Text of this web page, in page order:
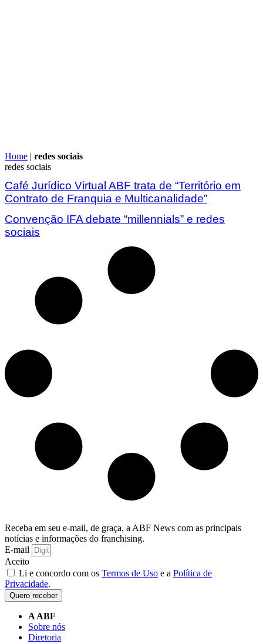
Home | redes sociais
redes sociais
Café Jurídico Virtual ABF trata de “Território em
Contrato de Franquia e Multicanalidade”
Convenção IFA debate “millennials” e redes
sociais
Receba em seu e-mail, de graça, a ABF News com as principais
notícias e informações do franchising.
E-mail
Aceito
Li e concordo com os Termos de Uso e a Política de
Privacidade.
Quero receber
A ABF
Sobre nós
Diretoria